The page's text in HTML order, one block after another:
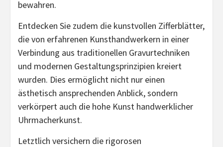
bewahren.
Entdecken Sie zudem die kunstvollen Zifferblätter,
die von erfahrenen Kunsthandwerkern in einer
Verbindung aus traditionellen Gravurtechniken
und modernen Gestaltungsprinzipien kreiert
wurden. Dies ermöglicht nicht nur einen
ästhetisch ansprechenden Anblick, sondern
verkörpert auch die hohe Kunst handwerklicher
Uhrmacherkunst.
Letztlich versichern die rigorosen